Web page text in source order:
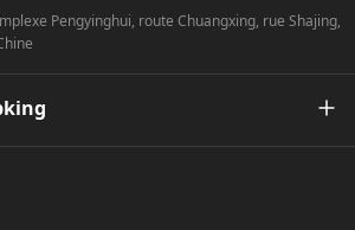
Pengyinghui, route Chuangxing, rue Shajing,